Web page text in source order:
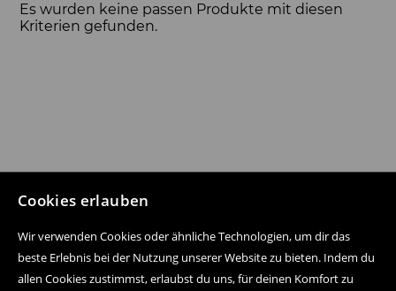
Cookies erlauben
Wir verwenden Cookies oder ähnliche Technologien, um dir das
beste Erlebnis bei der Nutzung unserer Website zu bieten. Indem du
allen Cookies zustimmst, erlaubst du uns, für deinen Komfort zu
Es wurden keine passen Produkte mit diesen
Kriterien gefunden.